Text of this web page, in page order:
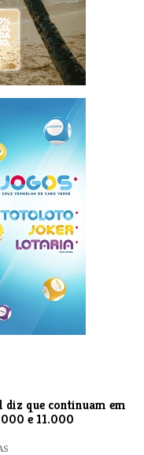
diz que continuam em
e 11.000